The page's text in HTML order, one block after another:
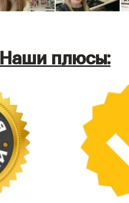
Наши плюсы: